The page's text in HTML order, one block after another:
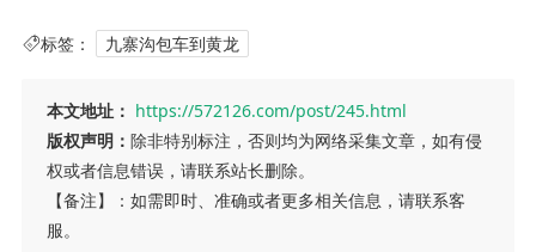
标签： 九寨沟包车到黄龙
本文地址： https://572126.com/post/245.html
版权声明： 除非特别标注，否则均为网络采集文章，如有侵
权或者信息错误，请联系站长删除。
【备注】：如需即时、准确或者更多相关信息，请联系客
服。